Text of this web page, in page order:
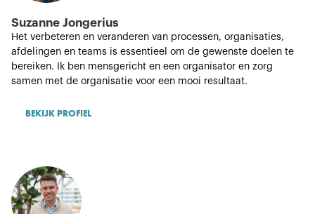
Suzanne Jongerius
Het verbeteren en veranderen van processen, organisaties,
afdelingen en teams is essentieel om de gewenste doelen te
bereiken. Ik ben mensgericht en een organisator en zorg
samen met de organisatie voor een mooi resultaat.
BEKIJK PROFIEL